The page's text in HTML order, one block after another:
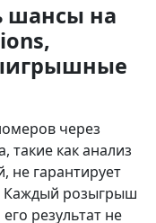
шансы на
через
такие как анализ
не гарантирует
Каждый розыгрыш
результат не